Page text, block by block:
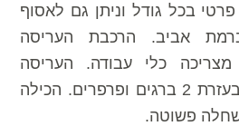
בכל גודל וניתן גם לאסוף
אביב. הרכבת העריסה
כלי עבודה. העריסה
מתחברת לרגלי העץ בעזרת 2 ברגים ופרפרים. הכילה
פשוטה.